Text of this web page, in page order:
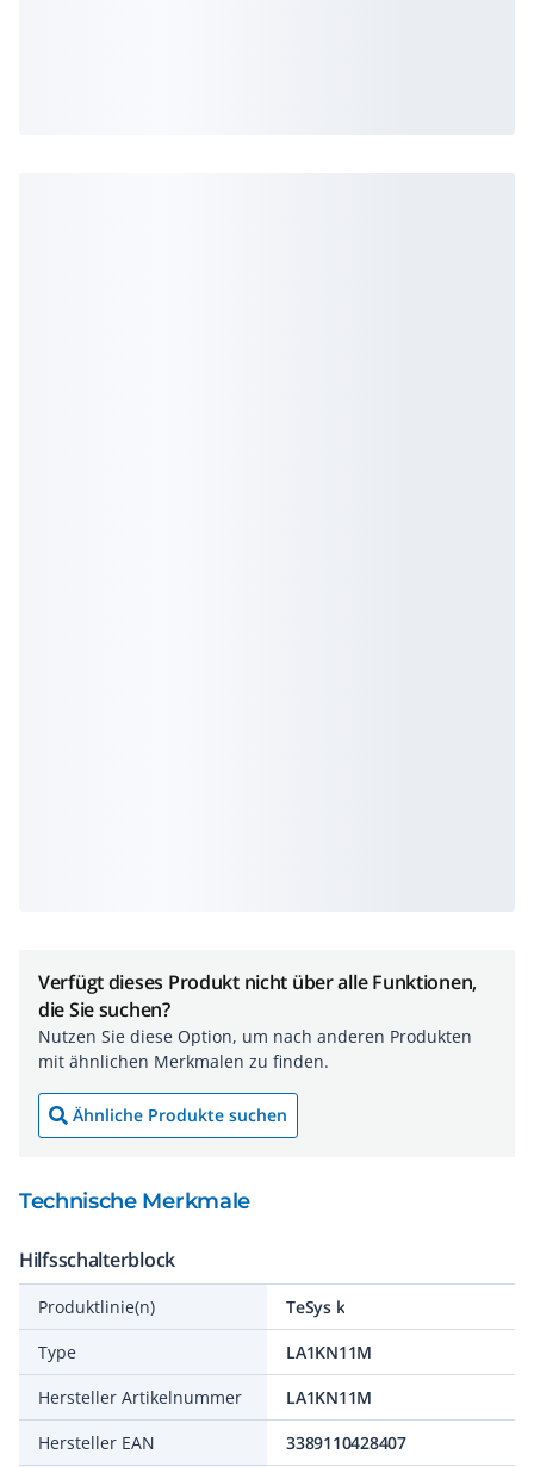
Verfügt dieses Produkt nicht über alle Funktionen,
die Sie suchen?
Nutzen Sie diese Option, um nach anderen Produkten
mit ähnlichen Merkmalen zu finden.
Ähnliche Produkte suchen
Technische Merkmale
Hilfsschalterblock
Produktlinie(n)
TeSys k
Type
LA1KN11M
Hersteller Artikelnummer
LA1KN11M
Hersteller EAN
3389110428407